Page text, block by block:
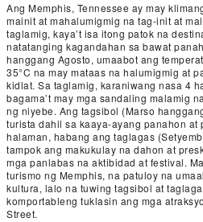
Ang Memphis, Tennessee ay may
mainit at mahalumigmig na tag-init at
taglamig, kaya’t isa itong patok na
natatanging kagandahan sa bawat
hanggang Agosto, umaabot ang
35°C na may mataas na halumigmig at
kidlat. Sa taglamig, karaniwang nasa 4
bagama’t may mga sandaling malamig
ng niyebe. Ang tagsibol (Marso
turista dahil sa kaaya-ayang panahon at
halaman, habang ang taglagas
tampok ang makukulay na dahon at
mga panlabas na aktibidad at festival.
turismo ng Memphis, na patuloy na
kultura, lalo na tuwing tagsibol at
komportableng tuklasin ang mga
Street.